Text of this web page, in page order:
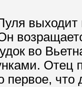
во
Отец
что